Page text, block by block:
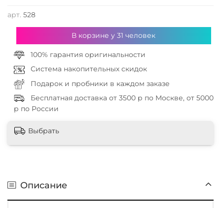
арт. 528
В корзине у31 человек
100% гарантия оригинальности
Система накопительных скидок
Подарок и пробники в каждом заказе
Бесплатная доставка от 3500 р по Москве, от 5000
р по России
Выбрать
Описание